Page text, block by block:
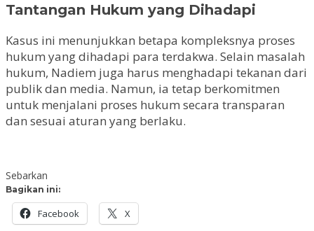
Tantangan Hukum yang Dihadapi
Kasus ini menunjukkan betapa kompleksnya proses
hukum yang dihadapi para terdakwa. Selain masalah
hukum, Nadiem juga harus menghadapi tekanan dari
publik dan media. Namun, ia tetap berkomitmen
untuk menjalani proses hukum secara transparan
dan sesuai aturan yang berlaku.
Sebarkan
Bagikan ini:
Facebook X